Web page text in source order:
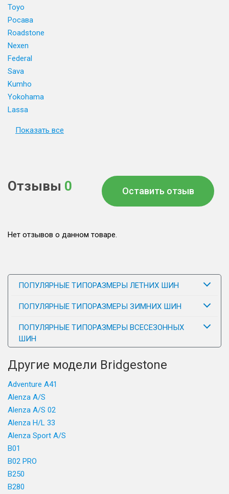
Toyo
Росава
Roadstone
Nexen
Federal
Sava
Kumho
Yokohama
Lassa
Показать все
Отзывы 0 Оставить отзыв
Нет отзывов о данном товаре.
ПОПУЛЯРНЫЕ ТИПОРАЗМЕРЫ ЛЕТНИХ ШИН
ПОПУЛЯРНЫЕ ТИПОРАЗМЕРЫ ЗИМНИХ ШИН
ПОПУЛЯРНЫЕ ТИПОРАЗМЕРЫ ВСЕСЕЗОННЫХ
ШИН
Другие модели Bridgestone
Adventure A41
Alenza A/S
Alenza A/S 02
Alenza H/L 33
Alenza Sport A/S
B01
B02 PRO
B250
B280